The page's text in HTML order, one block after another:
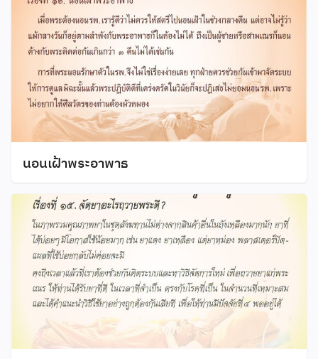
นอนเฝ้าพระอาพาธ